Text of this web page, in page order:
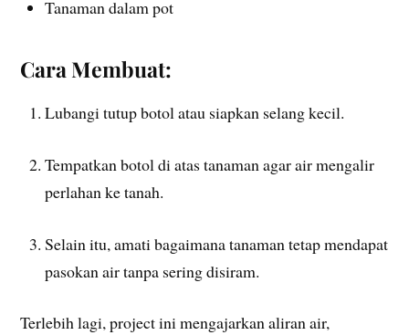
Tanaman dalam pot
Cara Membuat:
Lubangi tutup botol atau siapkan selang kecil.
Tempatkan botol di atas tanaman agar air mengalir
perlahan ke tanah.
Selain itu, amati bagaimana tanaman tetap mendapat
pasokan air tanpa sering disiram.
Terlebih lagi, project ini mengajarkan aliran air,